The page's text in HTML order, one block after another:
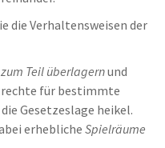
die Verhaltensweisen der
Teil überlagernund
für bestimmte
Gesetzeslage heikel.
erhebliche Spielräume